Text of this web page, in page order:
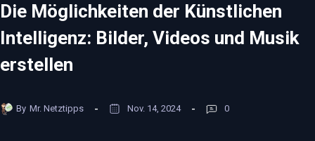
Die Möglichkeiten der Künstlichen
Intelligenz: Bilder, Videos und Musik
erstellen
By Mr. Netztipps Nov. 14, 2024 0